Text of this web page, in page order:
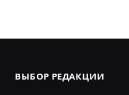
ВЫБОР РЕДАКЦИИ